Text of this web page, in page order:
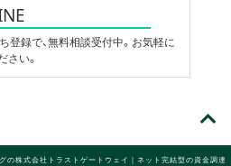
登録で、無料相談受付中。お気軽に
さい。
の株式会社トラストゲートウェイ｜ネット完結型の資金調達